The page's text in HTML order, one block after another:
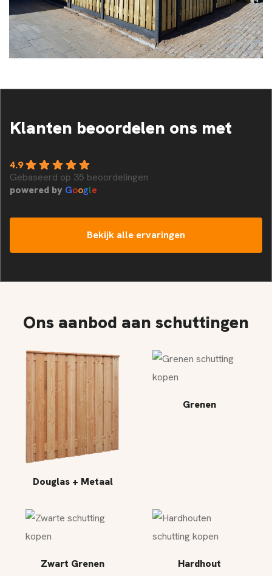
Klanten beoordelen ons met
4.9
Gebaseerd op 35 beoordelingen
powered by Google
Bekijk alle ervaringen
Ons aanbod aan schuttingen
Douglas + Metaal
Grenen
Zwart Grenen Hardhout